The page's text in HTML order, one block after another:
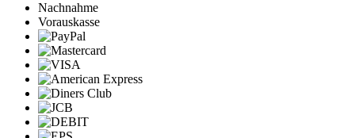
Nachnahme
Vorauskasse